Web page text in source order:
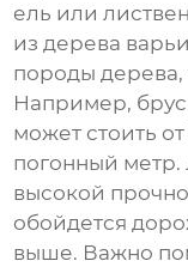
ель или
из дерева
породы
Например,
может стоить
погонный метр.
высокой
обойдется
выше. Важно